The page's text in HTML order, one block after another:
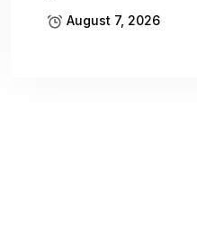
August 7, 2026